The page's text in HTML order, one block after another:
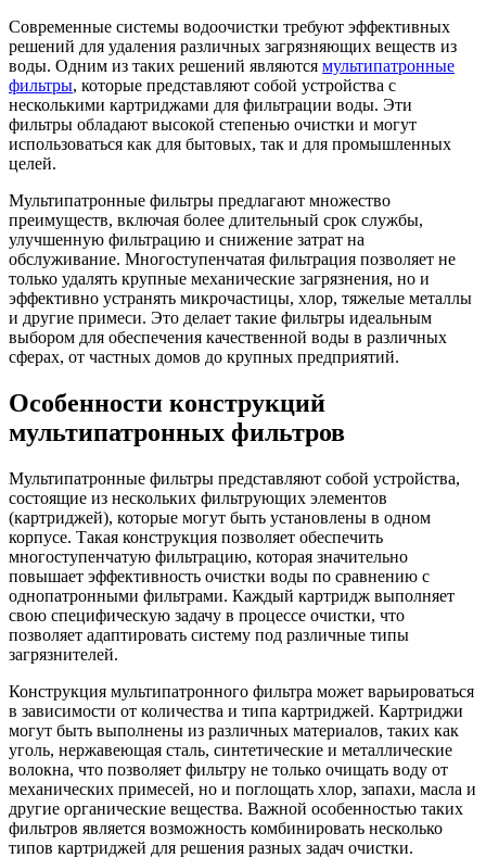
Современные системы водоочистки требуют эффективных
решений для удаления различных загрязняющих веществ из
воды. Одним из таких решений являются мультипатронные
фильтры, которые представляют собой устройства с
несколькими картриджами для фильтрации воды. Эти
фильтры обладают высокой степенью очистки и могут
использоваться как для бытовых, так и для промышленных
целей.
Мультипатронные фильтры предлагают множество
преимуществ, включая более длительный срок службы,
улучшенную фильтрацию и снижение затрат на
обслуживание. Многоступенчатая фильтрация позволяет не
только удалять крупные механические загрязнения, но и
эффективно устранять микрочастицы, хлор, тяжелые металлы
и другие примеси. Это делает такие фильтры идеальным
выбором для обеспечения качественной воды в различных
сферах, от частных домов до крупных предприятий.
Особенности конструкций
мультипатронных фильтров
Мультипатронные фильтры представляют собой устройства,
состоящие из нескольких фильтрующих элементов
(картриджей), которые могут быть установлены в одном
корпусе. Такая конструкция позволяет обеспечить
многоступенчатую фильтрацию, которая значительно
повышает эффективность очистки воды по сравнению с
однопатронными фильтрами. Каждый картридж выполняет
свою специфическую задачу в процессе очистки, что
позволяет адаптировать систему под различные типы
загрязнителей.
Конструкция мультипатронного фильтра может варьироваться
в зависимости от количества и типа картриджей. Картриджи
могут быть выполнены из различных материалов, таких как
уголь, нержавеющая сталь, синтетические и металлические
волокна, что позволяет фильтру не только очищать воду от
механических примесей, но и поглощать хлор, запахи, масла и
другие органические вещества. Важной особенностью таких
фильтров является возможность комбинировать несколько
типов картриджей для решения разных задач очистки.